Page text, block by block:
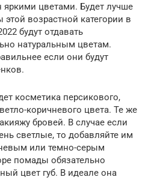
цветами. Будет лучше
возрастной категории в
будут отдавать
натуральным цветам.
если они будут
косметика персикового,
коричневого цвета. Те же
бровей. В случае если
светлые, то добавляйте им
или темно-серым
помады обязательно
цвет губ. В идеале она